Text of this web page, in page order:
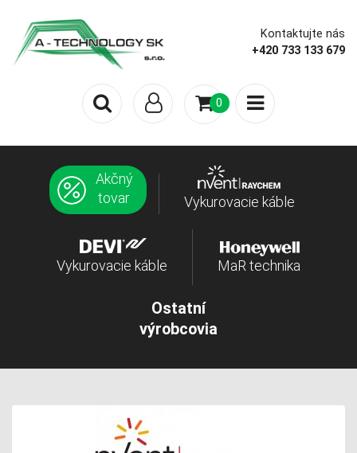
Kontaktujte nás
+420 733 133 679
0
Akčný
tovar
Vykurovacie káble
Vykurovacie káble MaR technika
Ostatní
výrobcovia